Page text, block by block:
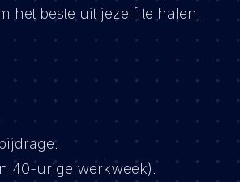
het beste uit jezelf te halen.
40-urige werkweek).